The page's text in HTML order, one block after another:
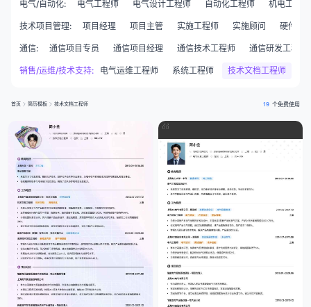
电气/自动化: 电气工程师 电气设计工程师 自动化工程师 机电工程师
技术项目管理: 项目经理 项目主管 实施工程师 实施顾问 硬件项
通信: 通信项目专员 通信项目经理 通信技术工程师 通信研发工程师
销售/运维/技术支持:
支持 销售技术支持 电气运维工程师 系统工程师 技术文档工程师
首页 简历模板 技术文档工程师 19 个免费使用